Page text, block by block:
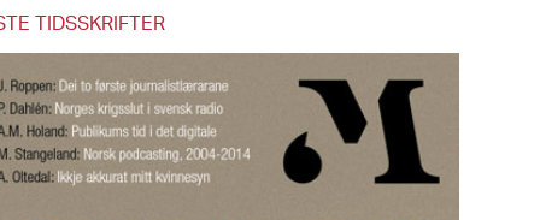
TIDSSKRIFTER